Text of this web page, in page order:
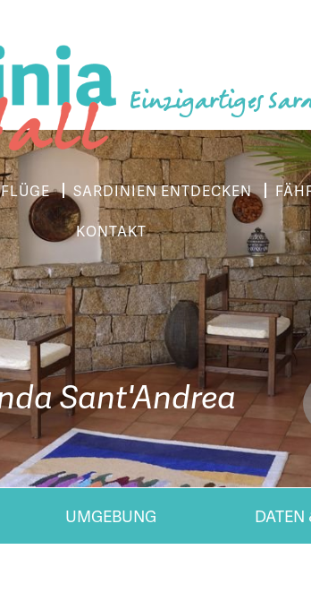
Einzigartiges
SARDINIEN ENTDECKEN
KONTAKT
Sant'Andrea
UMGEBUNG DATEN